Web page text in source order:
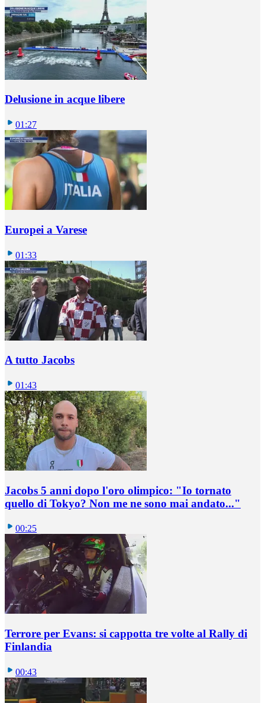
Delusione in acque libere
01:27
Europei a Varese
01:33
A tutto Jacobs
01:43
Jacobs 5 anni dopo l'oro olimpico: "Io tornato
quello di Tokyo? Non me ne sono mai andato..."
00:25
Terrore per Evans: si cappotta tre volte al Rally di
Finlandia
00:43